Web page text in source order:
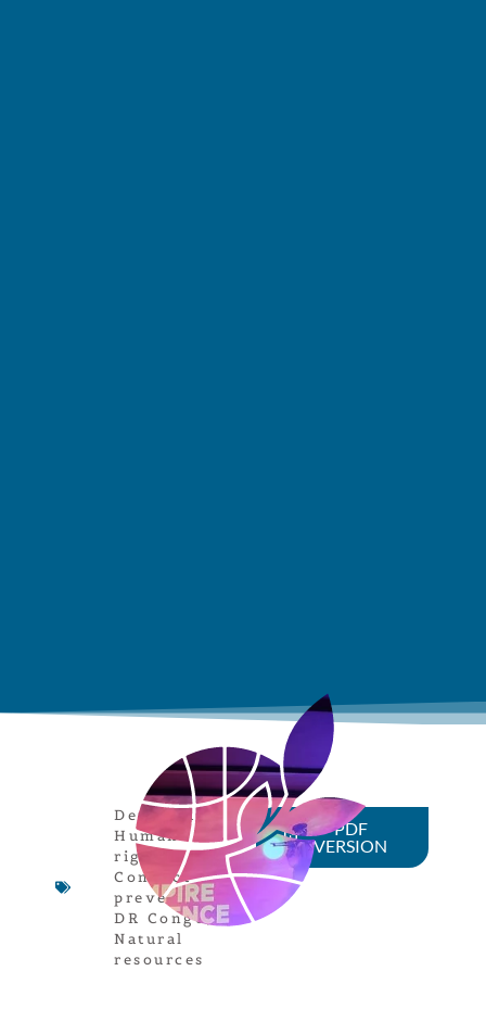
Democracy
Human
rights ,
Conflict
prevention
DR Congo,
Natural
resources
PDF
VERSION